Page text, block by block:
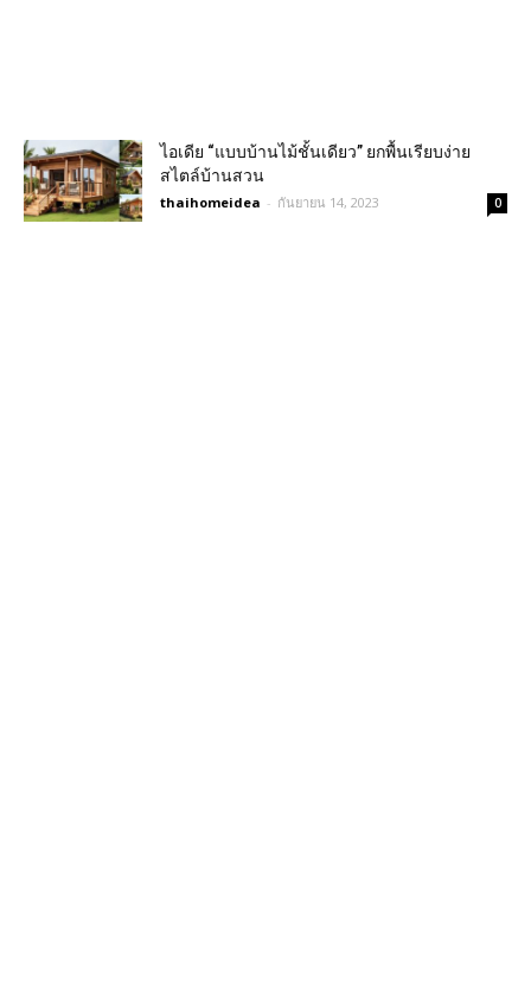
ไอเดีย “แบบบ้านไม้ชั้นเดียว” ยกพื้นเรียบง่าย
สไตล์บ้านสวน
thaihomeidea - กันยายน 14, 2023 0